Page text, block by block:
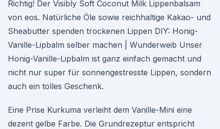
Richtig! Der Visibly Soft Coconut Milk Lippenbalsam
von eos. Natürliche Öle sowie reichhaltige Kakao- und
Sheabutter spenden trockenen Lippen DIY: Honig-
Vanille-Lipbalm selber machen | Wunderweib Unser
Honig-Vanille-Lipbalm ist ganz einfach gemacht und
nicht nur super für sonnengestresste Lippen, sondern
auch ein tolles Geschenk.
Eine Prise Kurkuma verleiht dem Vanille-Mini eine
dezent gelbe Farbe. Die Grundrezeptur entspricht